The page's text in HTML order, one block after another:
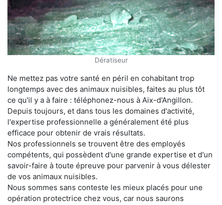
Dératiseur
Ne mettez pas votre santé en péril en cohabitant trop
longtemps avec des animaux nuisibles, faites au plus tôt
ce qu'il y a à faire : téléphonez-nous à Aix-d'Angillon.
Depuis toujours, et dans tous les domaines d'activité,
l'expertise professionnelle a généralement été plus
efficace pour obtenir de vrais résultats.
Nos professionnels se trouvent être des employés
compétents, qui possèdent d'une grande expertise et d'un
savoir-faire à toute épreuve pour parvenir à vous délester
de vos animaux nuisibles.
Nous sommes sans conteste les mieux placés pour une
opération protectrice chez vous, car nous saurons